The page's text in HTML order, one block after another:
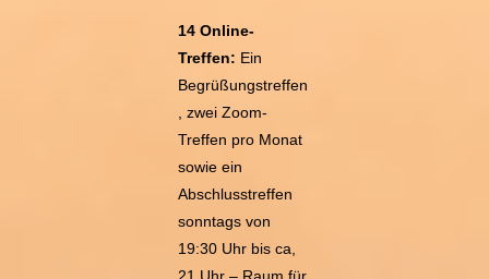
14 Online-
Treffen: Ein
Begrüßungstreffen
, zwei Zoom-
Treffen pro Monat
sowie ein
Abschlusstreffen
sonntags von
19:30 Uhr bis ca,
21 Uhr – Raum für